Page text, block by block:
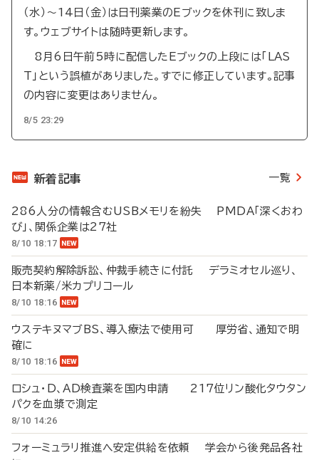
（水）～14日（金）は日刊薬業のEブックを休刊に致しま
す。ウェブサイトは随時更新します。
8月6日午前5時に配信したEブックの上段には「LAS
T」という誤植がありました。すでに修正しています。記事
の内容に変更はありません。
8/5 23:29
新着記事 一覧
286人分の情報含むUSBメモリを紛失 PMDA「深くおわ
び」、関係企業は27社
8/10 18:17
販売契約解除訴訟、仲裁手続きに付託 デラミオセル巡り、
日本新薬/米カプリコール
8/10 18:16
ウステキヌマブBS、導入療法で使用可 厚労省、通知で明
確に
8/10 18:16
ロシュ・D、AD検査薬を国内申請 217位リン酸化タウタン
パクを血漿で測定
8/10 14:26
フォーミュラリ推進へ安定供給を依頼 学会から後発品各社